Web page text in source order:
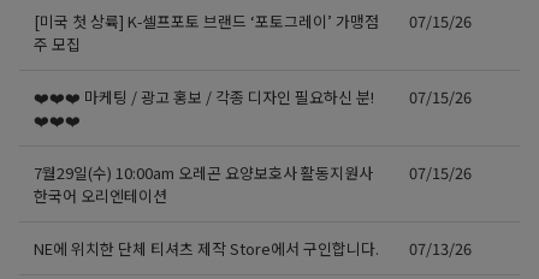
[미국 첫 상륙] K-셀프포토 브랜드 ‘포토그레이’ 가맹점
주 모집
07/15/26
❤️❤️❤️ 마케팅 / 광고 홍보 / 각종 디자인 필요하신 분!
❤️❤️❤️
07/15/26
7월29일(수) 10:00am 오레곤 요양보호사 활동지원사
한국어 오리엔테이션
07/15/26
NE에 위치한 단체 티셔츠 제작 Store에서 구인합니다. 07/13/26